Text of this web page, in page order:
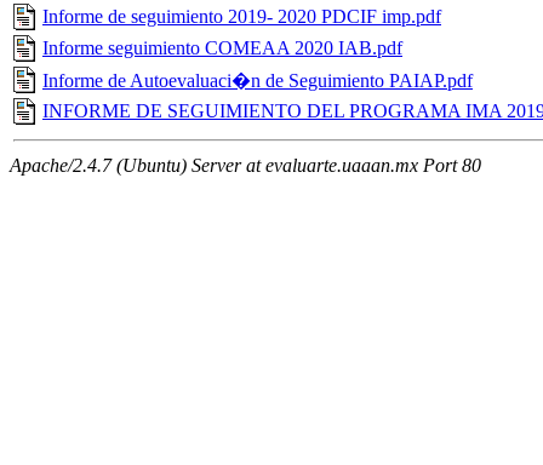
Informe de seguimiento 2019- 2020 PDCIF imp.pdf
Informe seguimiento COMEAA 2020 IAB.pdf
Informe de Autoevaluaci�n de Seguimiento PAIAP.pdf
INFORME DE SEGUIMIENTO DEL PROGRAMA IMA
Apache/2.4.7 (Ubuntu) Server at evaluarte.uaaan.mx Port 80